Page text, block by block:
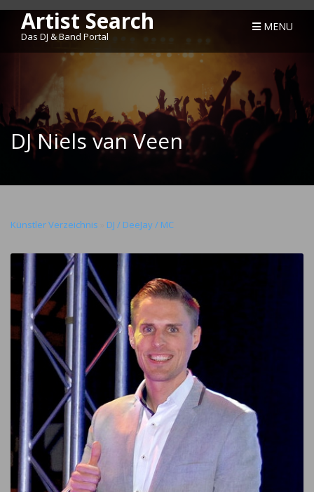
Artist Search
Das DJ & Band Portal
MENU
DJ Niels van Veen
Künstler Verzeichnis DJ / DeeJay / MC